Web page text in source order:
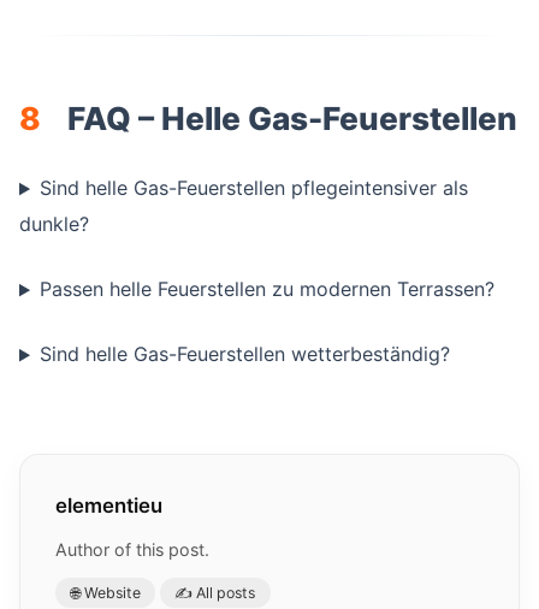
8 FAQ – Helle Gas-Feuerstellen
Sind helle Gas-Feuerstellen pflegeintensiver als
dunkle?
Passen helle Feuerstellen zu modernen Terrassen?
Sind helle Gas-Feuerstellen wetterbeständig?
elementieu
Author of this post.
🌐 Website ✍️ All posts